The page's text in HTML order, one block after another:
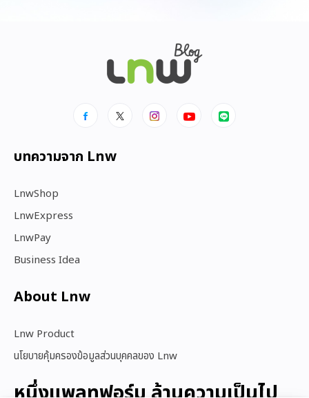
บทความจาก Lnw
LnwShop
LnwExpress
LnwPay
Business Idea
About Lnw​
Lnw Product
นโยบายคุ้มครองข้อมูลส่วนบุคคลของ Lnw